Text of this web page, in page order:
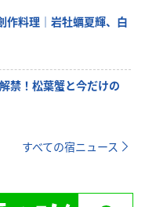
作料理｜岩牡蠣夏輝、白
禁！松葉蟹と今だけの
すべての宿ニュース